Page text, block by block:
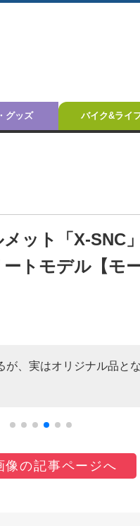
グッズ バイク&ライ
ット「X-SNC
トモデル【モ
、実はオリジナル品と
像の記事ページへ